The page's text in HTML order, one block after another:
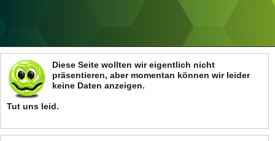
ANZEIGE
Diese Seite wollten wir eigentlich nicht
präsentieren, aber momentan können wir leider
keine Daten anzeigen.
Tut uns leid.